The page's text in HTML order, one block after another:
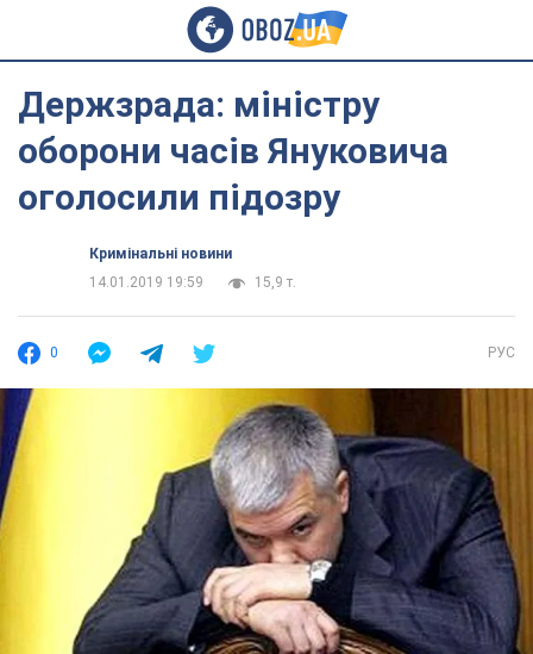
Держзрада: міністру
оборони часів Януковича
оголосили підозру
Кримінальні новини
14.01.2019 19:59
15,9 т.
0 РУС